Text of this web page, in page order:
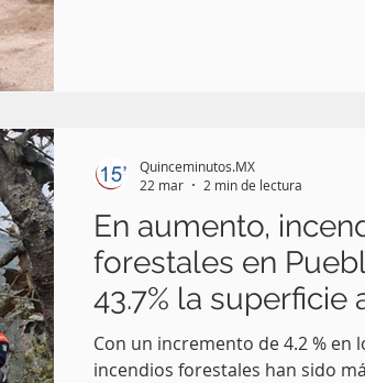
En aumento,
forestales en
43.7% la superficie
2026
Con un incremento de 4.2 % en
incendios forestales han sido
Quinceminutos.MX
22 mar
2 min de lectura